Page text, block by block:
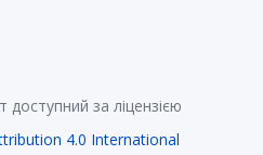
доступний за ліцензією
4.0 International